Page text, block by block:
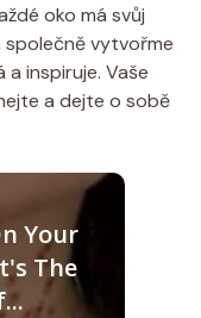
oko má svůj
společně vytvořme
inspiruje. Vaše
a dejte o sobě
Your
The